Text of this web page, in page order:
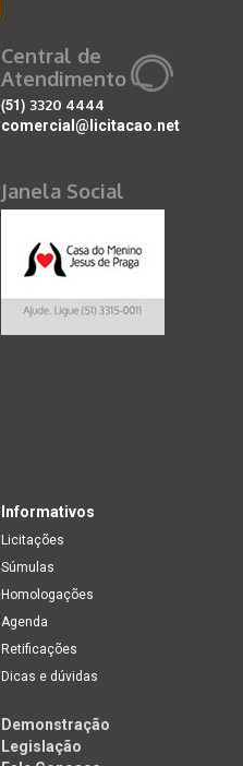
Central de
Atendimento
(51) 3320 4444
comercial@licitacao.net
Janela Social
Informativos
Licitações
Súmulas
Homologações
Agenda
Retificações
Dicas e dúvidas
Demonstração
Legislação